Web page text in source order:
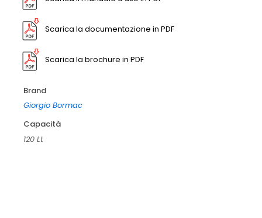
Scarica la documentazione in PDF
Scarica la brochure in PDF
Brand
Giorgio Bormac
Capacità
120 Lt